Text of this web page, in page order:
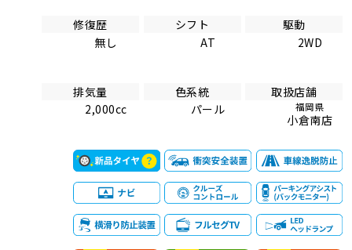
修復歴
無し
シフト
AT
駆動
2WD
排気量
2,000cc
色系統
パール
取扱店舗
福岡県
小倉南店